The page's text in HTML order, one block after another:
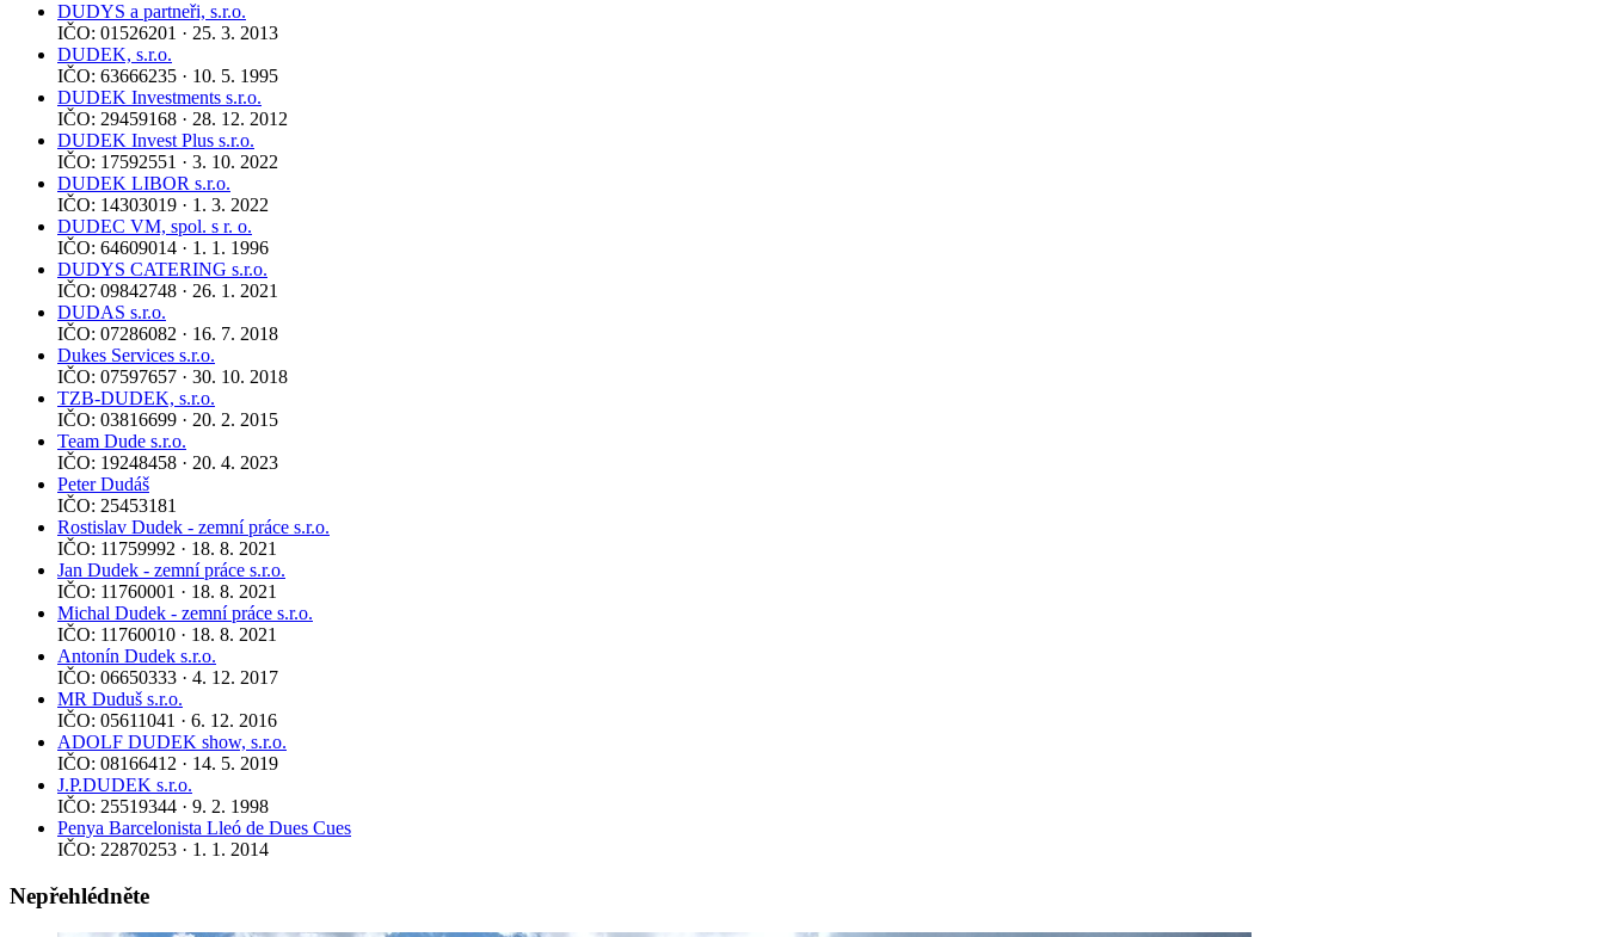
DUDYS a partneři, s.r.o.
IČO: 01526201 · 25. 3. 2013
DUDEK, s.r.o.
IČO: 63666235 · 10. 5. 1995
DUDEK Investments s.r.o.
IČO: 29459168 · 28. 12. 2012
DUDEK Invest Plus s.r.o.
IČO: 17592551 · 3. 10. 2022
DUDEK LIBOR s.r.o.
IČO: 14303019 · 1. 3. 2022
DUDEC VM, spol. s r. o.
IČO: 64609014 · 1. 1. 1996
DUDYS CATERING s.r.o.
IČO: 09842748 · 26. 1. 2021
DUDAS s.r.o.
IČO: 07286082 · 16. 7. 2018
Dukes Services s.r.o.
IČO: 07597657 · 30. 10. 2018
TZB-DUDEK, s.r.o.
IČO: 03816699 · 20. 2. 2015
Team Dude s.r.o.
IČO: 19248458 · 20. 4. 2023
Peter Dudáš
IČO: 25453181
Rostislav Dudek - zemní práce s.r.o.
IČO: 11759992 · 18. 8. 2021
Jan Dudek - zemní práce s.r.o.
IČO: 11760001 · 18. 8. 2021
Michal Dudek - zemní práce s.r.o.
IČO: 11760010 · 18. 8. 2021
Antonín Dudek s.r.o.
IČO: 06650333 · 4. 12. 2017
MR Duduš s.r.o.
IČO: 05611041 · 6. 12. 2016
ADOLF DUDEK show, s.r.o.
IČO: 08166412 · 14. 5. 2019
J.P.DUDEK s.r.o.
IČO: 25519344 · 9. 2. 1998
Penya Barcelonista Lleó de Dues Cues
IČO: 22870253 · 1. 1. 2014
Nepřehlédněte